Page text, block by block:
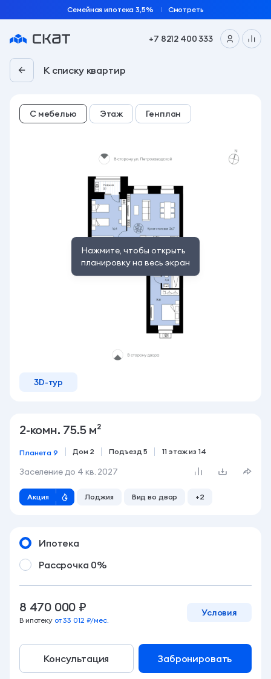
Семейная ипотека 3,5% Смотреть
+7 8212 400 333
2-комн. 75.5 м² | «Планета 9» | 5 подъезд, 11 этаж
К списку квартир
3D-тур
С мебелью Этаж Генплан
Нажмите, чтобы открыть
планировку на весь экран
Планета 9 Дом 2 Подъезд 5 11 этаж из 14
Заселение до 4 кв. 2027
2-комн. 75.5 м²
Акция Лоджия Вид во двор +2
Ипотека
Рассрочка 0%
8 470 000 ₽
В ипотеку от 33 012 ₽/мес.
Условия
Консультация Забронировать